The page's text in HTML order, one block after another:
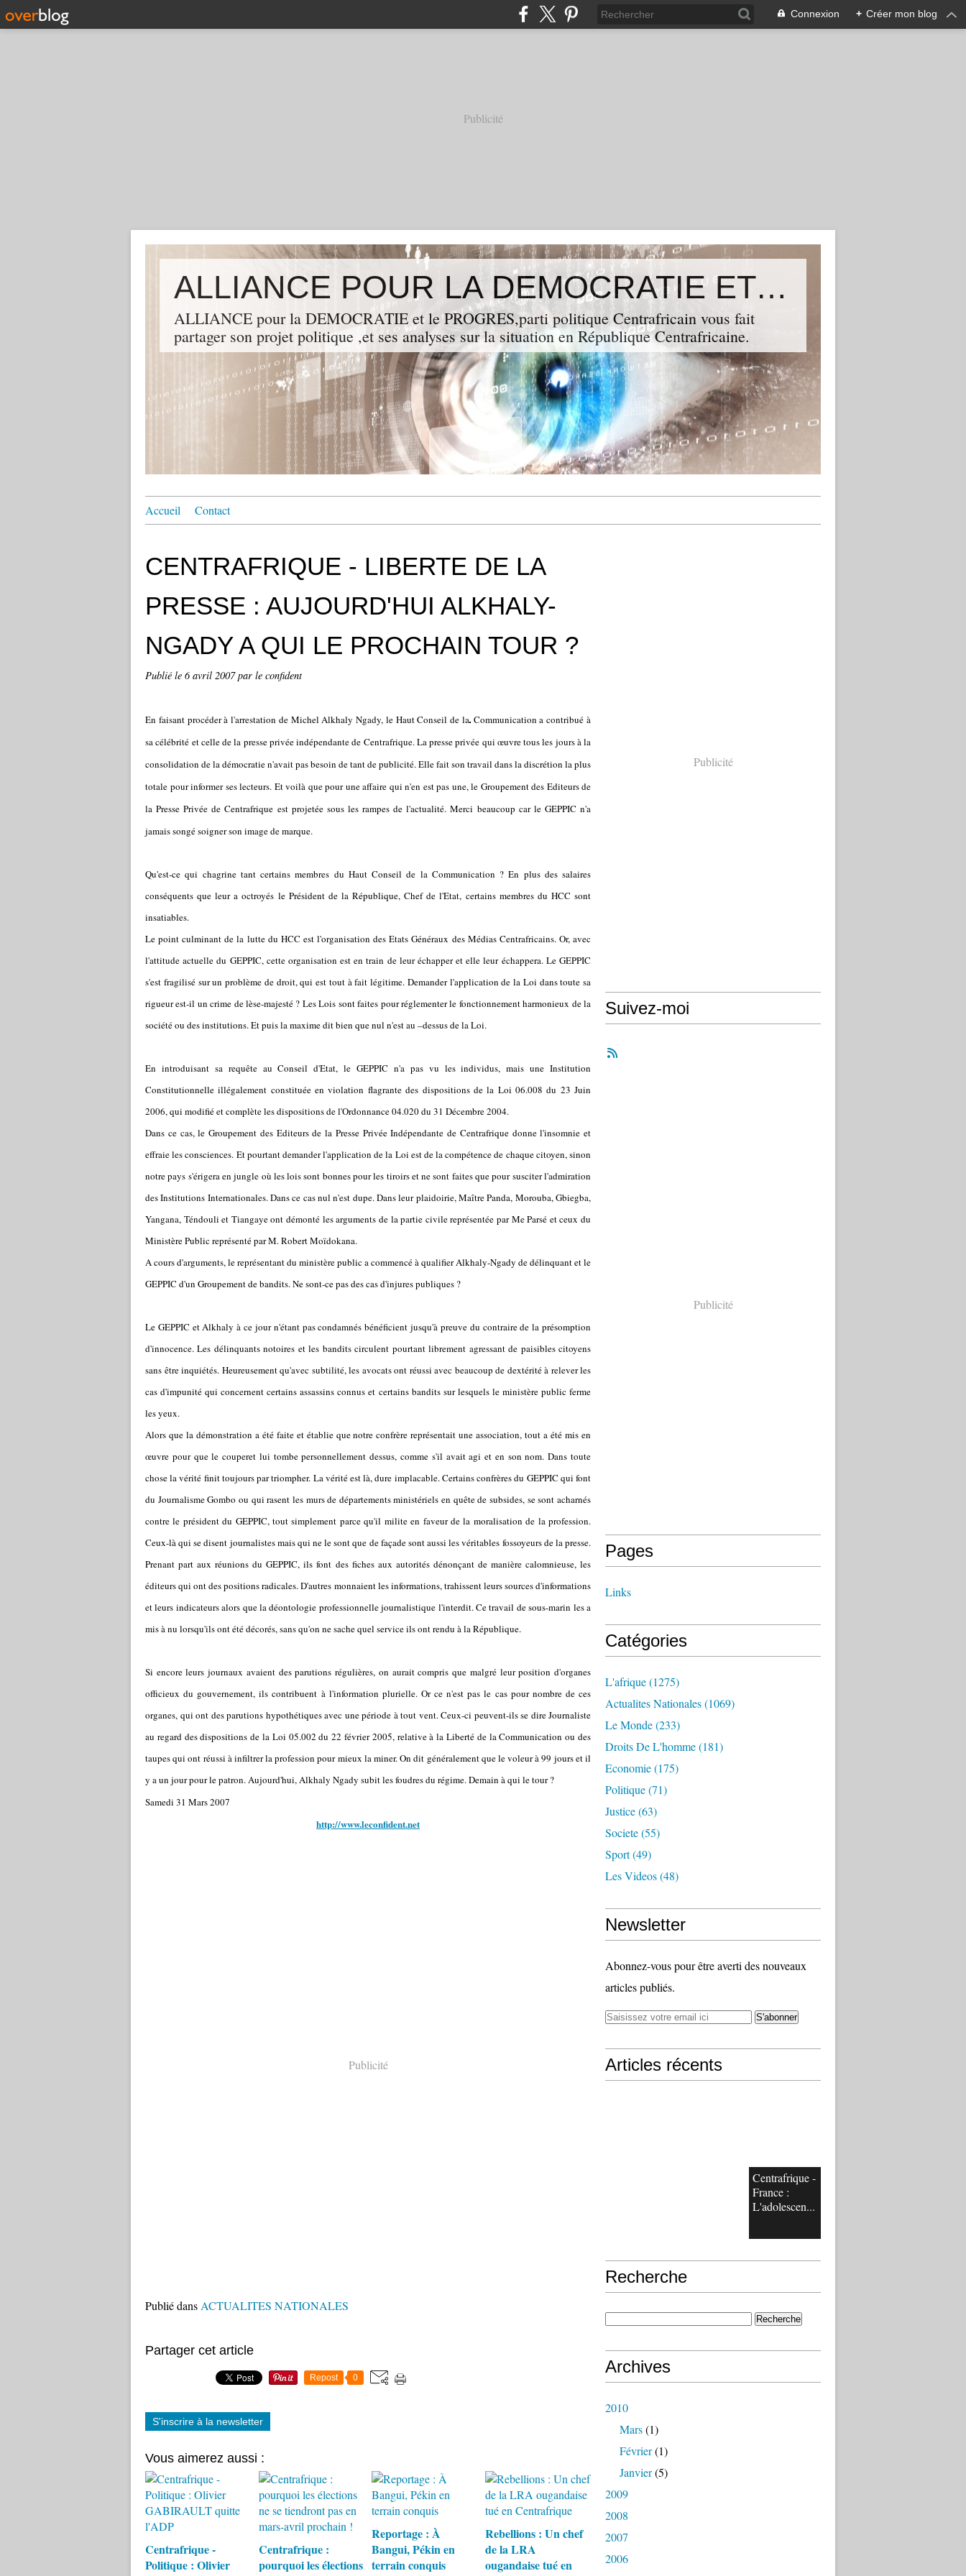
Connexion + Créer mon blog
Publicité
ALLIANCE POUR LA DEMOCRATIE ET LE PROGRES
ALLIANCE pour la DEMOCRATIE et le PROGRES,parti politique Centrafricain vous fait
partager son projet politique ,et ses analyses sur la situation en République Centrafricaine.
Accueil Contact
CENTRAFRIQUE - LIBERTE DE LA
PRESSE : AUJOURD'HUI ALKHALY-
NGADY A QUI LE PROCHAIN TOUR ?
Publié le 6 avril 2007par le confident
En faisant procéder à l'arrestation de Michel Alkhaly Ngady, le Haut Conseil de laCommunication a contribué à
sa célébrité et celle de la presse privée indépendante de Centrafrique. La presse privée qui œuvre tous les jours à la
consolidation de la démocratie n'avait pas besoin de tant de publicité. Elle fait son travail dans la discrétion la plus
totale pour informer ses lecteurs. Et voilà que pour une affaire qui n'en est pas une, le Groupement des Editeurs de
la Presse Privée de Centrafrique est projetée sous les rampes de l'actualité. Merci beaucoup car le GEPPIC n'a
jamais songé soigner son image de marque.
Qu'est-ce qui chagrine tant certains membres du Haut Conseil de la Communication ? En plus des salaires
conséquents que leur a octroyés le Président de la République, Chef de l'Etat, certains membres du HCC sont
insatiables.
Le point culminant de la lutte du HCC est l'organisation des Etats Généraux des Médias Centrafricains. Or, avec
l'attitude actuelle du GEPPIC, cette organisation est en train de leur échapper et elle leur échappera. Le GEPPIC
s'est fragilisé sur un problème de droit, qui est tout à fait légitime. Demander l'application de la Loi dans toute sa
rigueur est-il un crime de lèse-majesté ? Les Lois sont faites pour réglementer le fonctionnement harmonieux de la
société ou des institutions. Et puis la maxime dit bien que nul n'est au –dessus de la Loi.
En introduisant sa requête au Conseil d'Etat, le GEPPIC n'a pas vu les individus, mais une Institution
Constitutionnelle illégalement constituée en violation flagrante des dispositions de la Loi 06.008 du 23 Juin
2006, qui modifié et complète les dispositions de l'Ordonnance 04.020 du 31 Décembre 2004.
Dans ce cas, le Groupement des Editeurs de la Presse Privée Indépendante de Centrafrique donne l'insomnie et
effraie les consciences. Et pourtant demander l'application de la Loi est de la compétence de chaque citoyen, sinon
notre pays s'érigera en jungle où les lois sont bonnes pour les tiroirs et ne sont faites que pour susciter l'admiration
des Institutions Internationales. Dans ce cas nul n'est dupe. Dans leur plaidoirie, Maître Panda, Morouba, Gbiegba,
Yangana, Téndouli et Tiangaye ont démonté les arguments de la partie civile représentée par Me Parsé et ceux du
Ministère Public représenté par M. Robert Moïdokana.
A cours d'arguments, le représentant du ministère public a commencé à qualifier Alkhaly-Ngady de délinquant et le
GEPPIC d'un Groupement de bandits. Ne sont-ce pas des cas d'injures publiques ?
Le GEPPIC et Alkhaly à ce jour n'étant pas condamnés bénéficient jusqu'à preuve du contraire de la présomption
d'innocence. Les délinquants notoires et les bandits circulent pourtant librement agressant de paisibles citoyens
sans être inquiétés. Heureusement qu'avec subtilité, les avocats ont réussi avec beaucoup de dextérité à relever les
cas d'impunité qui concernent certains assassins connus et certains bandits sur lesquels le ministère public ferme
les yeux.
Alors que la démonstration a été faite et établie que notre confrère représentait une association, tout a été mis en
œuvre pour que le couperet lui tombe personnellement dessus, comme s'il avait agi et en son nom. Dans toute
chose la vérité finit toujours par triompher. La vérité est là, dure implacable. Certains confrères du GEPPIC qui font
du Journalisme Gombo ou qui rasent les murs de départements ministériels en quête de subsides, se sont acharnés
contre le président du GEPPIC, tout simplement parce qu'il milite en faveur de la moralisation de la profession.
Ceux-là qui se disent journalistes mais qui ne le sont que de façade sont aussi les véritables fossoyeurs de la presse.
Prenant part aux réunions du GEPPIC, ils font des fiches aux autorités dénonçant de manière calomnieuse, les
éditeurs qui ont des positions radicales. D'autres monnaient les informations, trahissent leurs sources d'informations
et leurs indicateurs alors que la déontologie professionnelle journalistique l'interdit. Ce travail de sous-marin les a
mis à nu lorsqu'ils ont été décorés, sans qu'on ne sache quel service ils ont rendu à la République.
Si encore leurs journaux avaient des parutions régulières, on aurait compris que malgré leur position d'organes
officieux du gouvernement, ils contribuent à l'information plurielle. Or ce n'est pas le cas pour nombre de ces
organes, qui ont des parutions hypothétiques avec une période à tout vent. Ceux-ci peuvent-ils se dire Journaliste
au regard des dispositions de la Loi 05.002 du 22 février 2005, relative à la Liberté de la Communication ou des
taupes qui ont réussi à infiltrer la profession pour mieux la miner. On dit généralement que le voleur à 99 jours et il
y a un jour pour le patron. Aujourd'hui, Alkhaly Ngady subit les foudres du régime. Demain à qui le tour ?
Samedi 31 Mars 2007
http://www.leconfident.net
Publicité
Publié dans ACTUALITES NATIONALES
Partager cet article
Repost 0
S'inscrire à la newsletter
Vous aimerez aussi :
Centrafrique -
Politique : Olivier
Centrafrique :
pourquoi les élections
Reportage : À
Bangui, Pékin en
terrain conquis
Rebellions : Un chef
de la LRA
ougandaise tué en
Publicité
Suivez-moi
Publicité
Pages
Links
Catégories
L'afrique(1275)
Actualites Nationales(1069)
Le Monde(233)
Droits De L'homme(181)
Economie(175)
Politique(71)
Justice(63)
Societe(55)
Sport(49)
Les Videos(48)
Newsletter
Abonnez-vous pour être averti des nouveaux
articles publiés.
Articles récents
Centrafrique -
France :
L'adolescen...
Recherche
Archives
2010
Mars(1)
Février(1)
Janvier(5)
2009
2008
2007
2006